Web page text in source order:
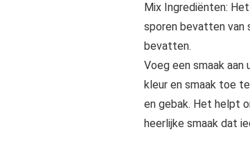
Mix Ingrediënten:
sporen bevatten van
bevatten.
Voeg een smaak
kleur en smaak toe
en gebak. Het helpt
heerlijke smaak dat